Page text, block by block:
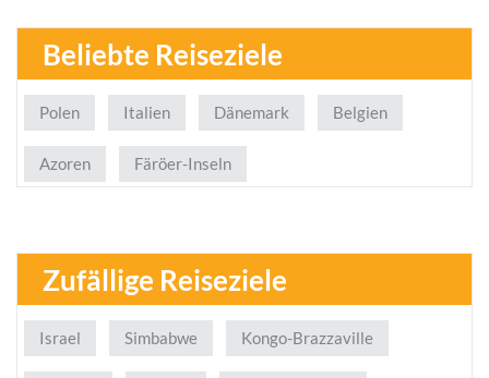
Beliebte Reiseziele
Polen Italien Dänemark Belgien
Azoren Färöer-Inseln
Zufällige Reiseziele
Israel Simbabwe Kongo-Brazzaville